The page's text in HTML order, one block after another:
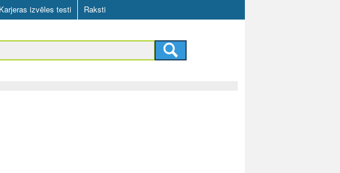
Karjeras izvēles testi Raksti